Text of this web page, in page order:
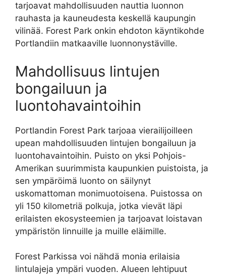
tarjoavat mahdollisuuden nauttia luonnon
rauhasta ja kauneudesta keskellä kaupungin
vilinää. Forest Park onkin ehdoton käyntikohde
Portlandiin matkaaville luonnonystäville.
Mahdollisuus lintujen
bongailuun ja
luontohavaintoihin
Portlandin Forest Park tarjoaa vierailijoilleen
upean mahdollisuuden lintujen bongailuun ja
luontohavaintoihin. Puisto on yksi Pohjois-
Amerikan suurimmista kaupunkien puistoista, ja
sen ympäröimä luonto on säilynyt
uskomattoman monimuotoisena. Puistossa on
yli 150 kilometriä polkuja, jotka vievät läpi
erilaisten ekosysteemien ja tarjoavat loistavan
ympäristön linnuille ja muille eläimille.
Forest Parkissa voi nähdä monia erilaisia
lintulajeja ympäri vuoden. Alueen lehtipuut